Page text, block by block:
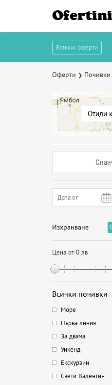
Ofertini
Всички оферти
Оферти ❯ Почивки
Отиди
Изхранване
Цена от 0 лв
Всички почивки
Море
Първа линия
За двама
Уикенд
Екскурзии
Свети Валентин